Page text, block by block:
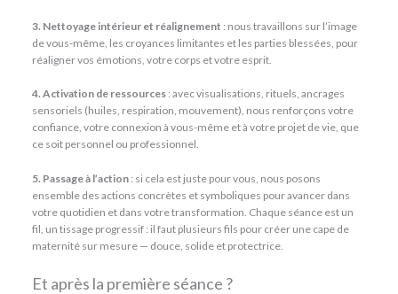
3. Nettoyage intérieur et réalignement : nous travaillons sur l’image
de vous-même, les croyances limitantes et les parties blessées, pour
réaligner vos émotions, votre corps et votre esprit.
4. Activation de ressources: avec visualisations, rituels, ancrages
sensoriels (huiles, respiration, mouvement), nous renforçons votre
confiance, votre connexion à vous-même et à votre projet de vie, que
ce soit personnel ou professionnel.
5. Passage à l’action: si cela est juste pour vous, nous posons
ensemble des actions concrètes et symboliques pour avancer dans
votre quotidien et dans votre transformation. Chaque séance est un
fil, un tissage progressif : il faut plusieurs fils pour créer une cape de
maternité sur mesure — douce, solide et protectrice.
Et après la première séance ?